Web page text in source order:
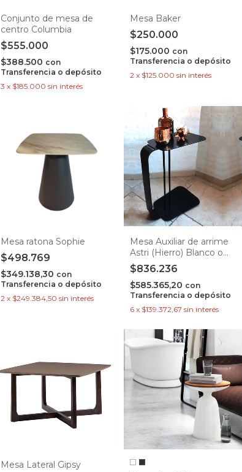
Conjunto de mesa de
centro Columbia
$555.000
$388.500 con
Transferencia o depósito
3 x $185.000 sin interés
Mesa Baker
$250.000
$175.000 con
Transferencia o depósito
2 x $125.000 sin interés
Mesa ratona Sophie
$498.769
$349.138,30 con
Transferencia o depósito
2 x $249.384,50 sin interés
Mesa Auxiliar de arrime
Astri (Hierro) Blanco o
negro
$836.236
$585.365,20 con
Transferencia o depósito
6 x $139.372,67 sin interés
Mesa Lateral Gipsy